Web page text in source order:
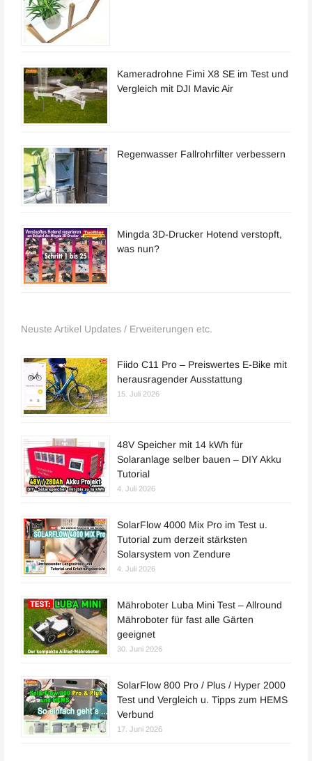
Kameradrohne Fimi X8 SE im Test und
Vergleich mit DJI Mavic Air
Regenwasser Fallrohrfilter verbessern
Mingda 3D-Drucker Hotend verstopft,
was nun?
Neuste Artikel Updates / Erweiterungen etc.
Fiido C11 Pro – Preiswertes E-Bike mit
herausragender Ausstattung
15. Juli 2026
48V Speicher mit 14 kWh für
Solaranlage selber bauen – DIY Akku
Tutorial
4. Juli 2026
SolarFlow 4000 Mix Pro im Test u.
Tutorial zum derzeit stärksten
Solarsystem von Zendure
4. Juli 2026
Mähroboter Luba Mini Test – Allround
Mähroboter für fast alle Gärten
geeignet
30. Juni 2026
SolarFlow 800 Pro / Plus / Hyper 2000
Test und Vergleich u. Tipps zum HEMS
Verbund
17. Juni 2026